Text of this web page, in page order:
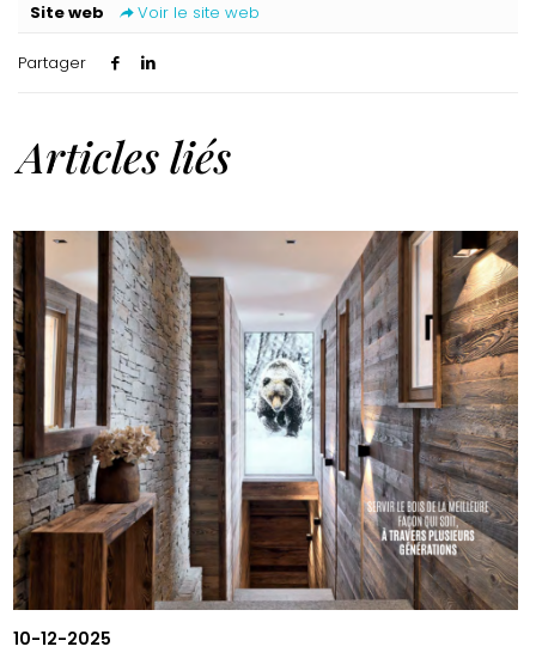
Site web
Voir le site web
Partager
Articles liés
10-12-2025